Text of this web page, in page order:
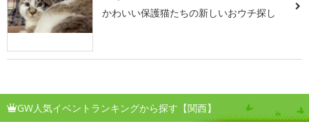
かわいい保護猫たちの新しいおウチ探し
GW人気イベントランキングから探す【関西】